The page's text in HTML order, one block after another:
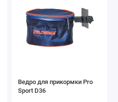
Ведро для прикормки Pro
Sport D36